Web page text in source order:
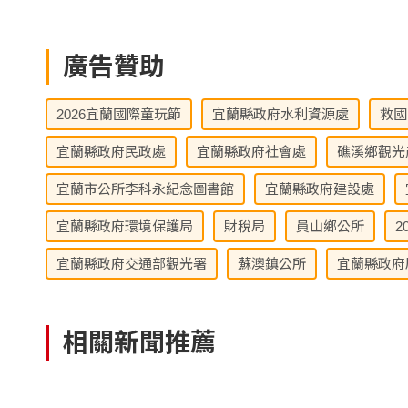
廣告贊助
2026宜蘭國際童玩節 宜蘭縣政府水利資源處 救
宜蘭縣政府民政處 宜蘭縣政府社會處 礁溪鄉觀
宜蘭市公所李科永紀念圖書館 宜蘭縣政府建設處
宜蘭縣政府環境保護局 財稅局 員山鄉公所
宜蘭縣政府交通部觀光署 蘇澳鎮公所 宜蘭縣政
相關新聞推薦